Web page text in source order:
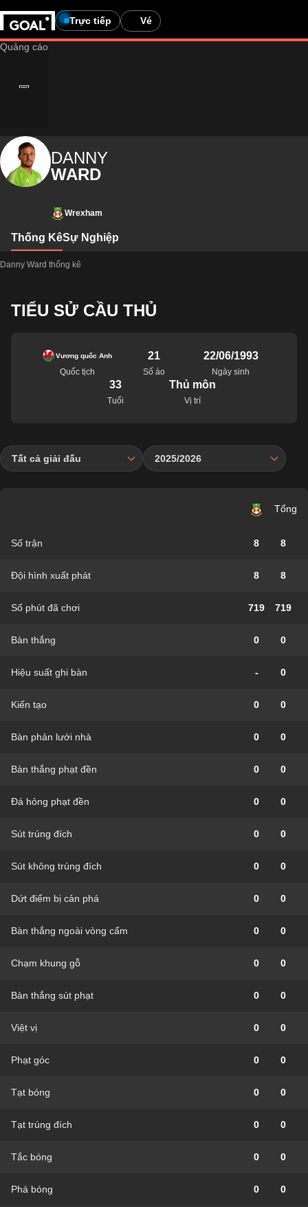
Trực tiếp Vé
DANNY
WARD
Wrexham
Thống KêSự Nghiệp
Danny Ward thống kê
TIỂU SỬ CẦU THỦ
Vương quốc Anh
Quốc tịch
21
Số áo
22/06/1993
Ngày sinh
33
Tuổi
Thủ môn
Vị trí
Tất cả giải đấu 2025/2026
Tổng
Số trận 8 8
Đội hình xuất phát 8 8
Số phút đã chơi 719 719
Bàn thắng 0 0
Hiệu suất ghi bàn - 0
Kiến tạo 0 0
Bàn phản lưới nhà 0 0
Bàn thắng phạt đền 0 0
Đá hỏng phạt đền 0 0
Sút trúng đích 0 0
Sút không trúng đích 0 0
Dứt điểm bị cản phá 0 0
Bàn thắng ngoài vòng cấm 0 0
Chạm khung gỗ 0 0
Bàn thắng sút phạt 0 0
Việt vị 0 0
Phạt góc 0 0
Tạt bóng 0 0
Tạt trúng đích 0 0
Tắc bóng 0 0
Phá bóng 0 0